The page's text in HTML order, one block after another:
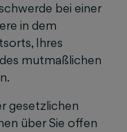
bei einer
in dem
Ihres
mutmaßlichen
gesetzlichen
über Sie offen